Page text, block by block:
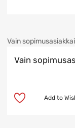
Vain
Vain
Add to